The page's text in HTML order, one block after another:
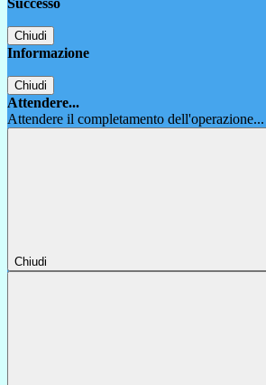
Successo
Chiudi
Informazione
Chiudi
Attendere...
Attendere il completamento dell'operazione...
Chiudi